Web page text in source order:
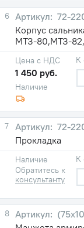
6
72-
Корпус
МТЗ-80,МТЗ-
Наличие
Цена с НДС
1 450 руб.
К
7
72-
Прокладка
Наличие
Обратитесь к
консультанту
К
8